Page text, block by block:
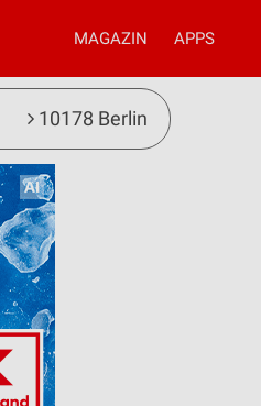
MAGAZIN APPS
10178 Berlin